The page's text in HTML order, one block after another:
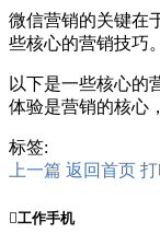
微信营销的关键在
些核心的营销技巧。
以下是一些核心的
体验是营销的核心
标签:
上一篇 返回首页
工作手机